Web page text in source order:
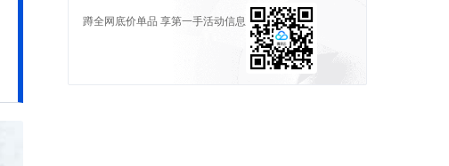
蹲全网底价单品 享第一手活动信息